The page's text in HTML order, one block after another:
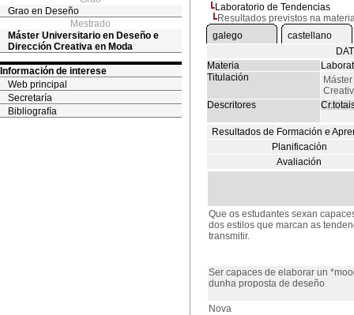
Grao en Deseño
Mestrado
Máster Universitario en Deseño e
Dirección Creativa en Moda
Información de interese
Web principal
Secretaría
Bibliografía
Laboratorio de Tendencias
Resultados previstos na
galego
castellano
Materia
Titulación
Descritores
Resultados de Formación e
Planificación
Avaliación
Que os estudantes sexan
dos estilos que marcan as
transmitir.
Ser capaces de elaborar un
dunha proposta de deseño
Nova